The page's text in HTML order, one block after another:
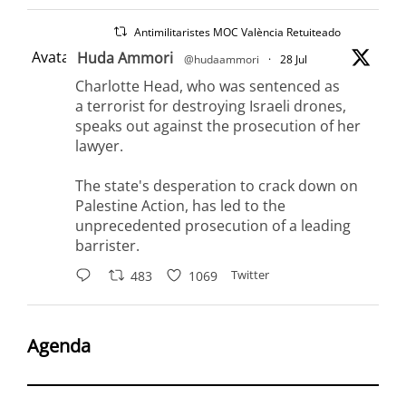
Antimilitaristes MOC València Retuiteado
Avatar Huda Ammori @hudaammori · 28 Jul
Charlotte Head, who was sentenced as
a terrorist for destroying Israeli drones,
speaks out against the prosecution of her
lawyer.
The state's desperation to crack down on
Palestine Action, has led to the
unprecedented prosecution of a leading
barrister.
483 1069 Twitter
AvatarAirwars
Anatomy of an AI Kill Chain
Agenda